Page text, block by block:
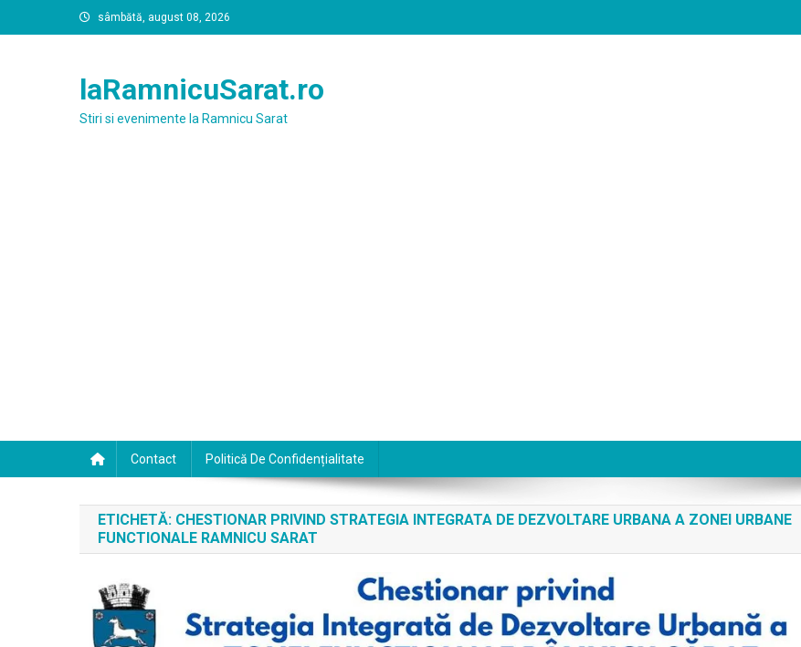
to
sâmbătă, august 08, 2026
laRamnicuSarat.ro
Stiri si evenimente la Ramnicu Sarat
Contact Politică De Confidențialitate
ETICHETĂ: CHESTIONAR PRIVIND STRATEGIA INTEGRATA DE DEZVOLTARE URBANA A ZONEI URBANE
FUNCTIONALE RAMNICU SARAT